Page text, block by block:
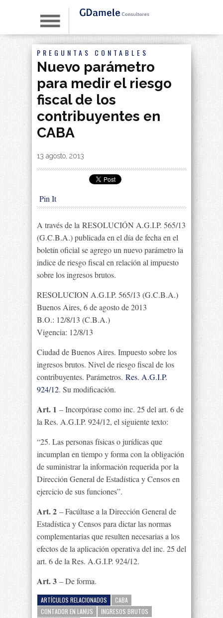
PREGUNTAS CONTABLES
Nuevo parámetro
para medir el riesgo
fiscal de los
contribuyentes en
CABA
By|
13 agosto, 2013
Pin It
A través de la RESOLUCIÓN A.G.I.P. 565/13
(G.C.B.A.) publicada en el día de fecha en el
boletín oficial se agrego un nuevo parámetro la
indice de riesgo fiscal en relación al impuesto
sobre los ingresos brutos.
RESOLUCION A.G.I.P. 565/13 (G.C.B.A.)
Buenos Aires, 6 de agosto de 2013
B.O.: 12/8/13 (C.B.A.)
Vigencia: 12/8/13
Ciudad de Buenos Aires. Impuesto sobre los
ingresos brutos. Nivel de riesgo fiscal de los
contribuyentes. Parámetros. Res. A.G.I.P.
924/12. Su modificación.
Art. 1 – Incorpórase como inc. 25 del art. 6 de
la Res. A.G.I.P. 924/12, el siguiente texto:
“25. Las personas físicas o jurídicas que
incumplan en tiempo y forma con la obligación
de suministrar la información requerida por la
Dirección General de Estadística y Censos en
ejercicio de sus funciones”.
Art. 2 – Facúltase a la Dirección General de
Estadística y Censos para dictar las normas
complementarias que resulten necesarias a los
efectos de la aplicación operativa del inc. 25 del
art. 6 de la Res. A.G.I.P. 924/12.
Art. 3 – De forma.
ARTÍCULOS RELACIONADOS
CABA
CONTADOR EN LANUS
INGRESOS BRUTOS